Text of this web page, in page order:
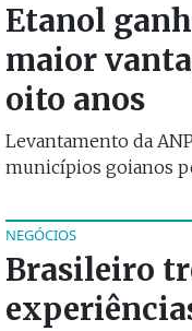
Etanol
maior
oito anos
Levantamento da
municípios goianos
NEGÓCIOS
Brasileiro